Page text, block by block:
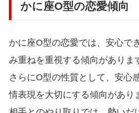
かに座O型の恋愛傾向
かに座O型の恋愛では、安心で
み重ねを重視する傾向がありま
さらにO型の性質として、安心
情表現を大切にする傾向があり